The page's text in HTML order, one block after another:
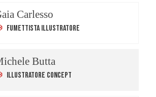
Carlesso
Fumettista Illustratore
Butta
Illustratore Concept